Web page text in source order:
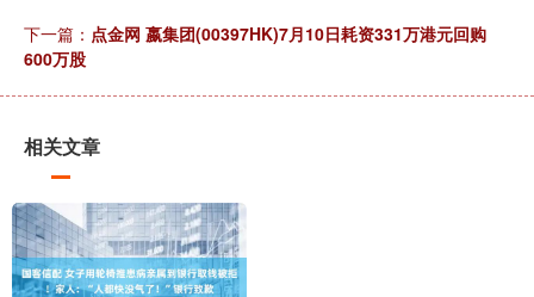
下一篇： 点金网 嬴集团(00397HK)7月10日耗资331万港元回购
600万股
相关文章